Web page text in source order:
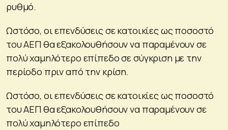
ρυθμό.
Ωστόσο, οι επενδύσεις σε κατοικίες ως ποσοστό
του ΑΕΠ θα εξακολουθήσουν να παραμένουν σε
πολύ χαμηλότερο επίπεδο σε σύγκριση με την
περίοδο πριν από την κρίση.
Ωστόσο, οι επενδύσεις σε κατοικίες ως ποσοστό
του ΑΕΠ θα εξακολουθήσουν να παραμένουν σε
πολύ χαμηλότερο επίπεδο